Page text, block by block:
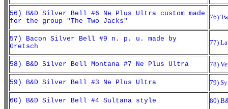
56) B&D Silver Bell #6 Ne Plus Ultra custom made
for the group "The Two Jacks"
76)
57) Bacon Silver Bell #9 n. p. u. made by
Gretsch
77)
58) B&D Silver Bell Montana #7 Ne Plus Ultra 78)
59) B&D Silver Bell #3 Ne Plus Ultra 79)
60) B&D Silver Bell #4 Sultana style 80)